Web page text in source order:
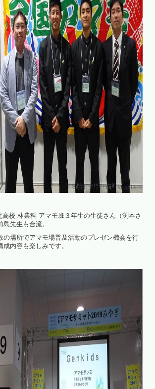
高校 林業科 アマモ班３年生の生徒さん（渕本さ
先生も合流。
の場所でアマモ場普及活動のプレゼン機会を行
内容も楽しみです。